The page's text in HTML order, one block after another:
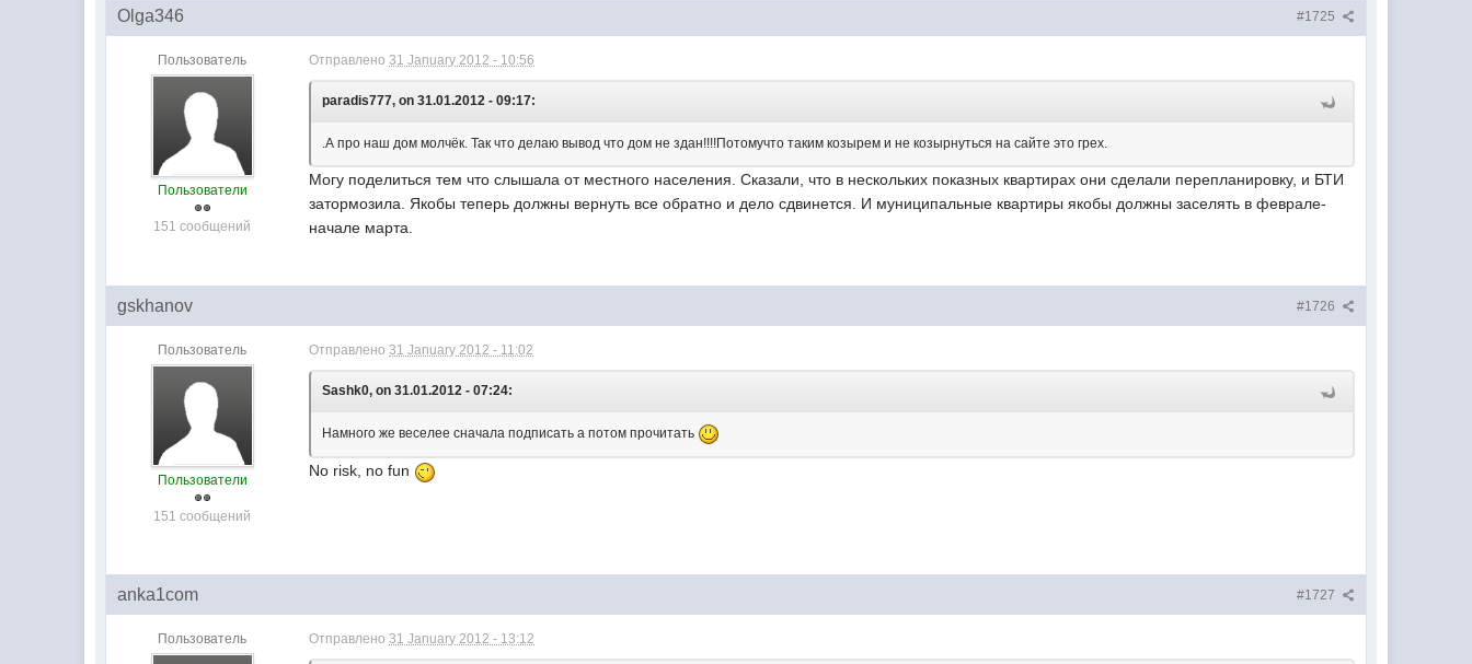
#1725
Olga346
Пользователь
Пользователи
151 сообщений
Отправлено31 January 2012 - 10:56
paradis777, on 31.01.2012 - 09:17:
.А про наш дом молчёк. Так что делаю вывод что дом не здан!!!!Потомучто таким козырем и не козырнуться на сайте это грех.
Могу поделиться тем что слышала от местного населения. Сказали, что в нескольких показных квартирах они сделали перепланировку, и БТИ
затормозила. Якобы теперь должны вернуть все обратно и дело сдвинется. И муниципальные квартиры якобы должны заселять в феврале-
начале марта.
#1726
gskhanov
Пользователь
Пользователи
151 сообщений
Отправлено31 January 2012 - 11:02
Sashk0, on 31.01.2012 - 07:24:
Намного же веселее сначала подписать а потом прочитать
No risk, no fun
#1727
anka1com
Пользователь Отправлено31 January 2012 - 13:12